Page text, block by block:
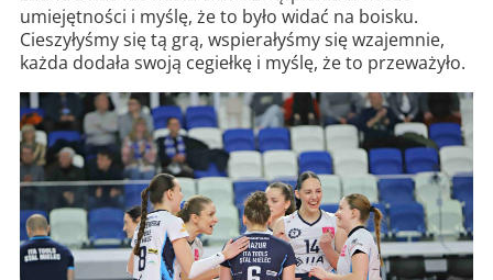
umiejętności i myślę, że to było widać na boisku.
Cieszyłyśmy się tą grą, wspierałyśmy się wzajemnie,
każda dodała swoją cegiełkę i myślę, że to przeważyło.